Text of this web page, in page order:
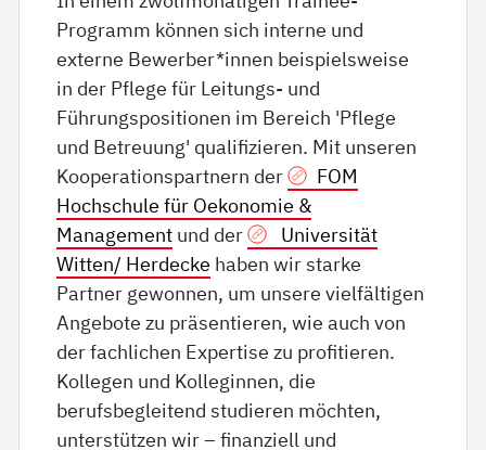
Programm können sich interne und
externe Bewerber*innen beispielsweise
in der Pflege für Leitungs- und
Führungspositionen im Bereich 'Pflege
und Betreuung' qualifizieren. Mit unseren
Kooperationspartnern der
FOM
Hochschule für Oekonomie &
Management und der
Universität
Witten/ Herdecke haben wir starke
Partner gewonnen, um unsere vielfältigen
Angebote zu präsentieren, wie auch von
der fachlichen Expertise zu profitieren.
Kollegen und Kolleginnen, die
berufsbegleitend studieren möchten,
unterstützen wir – finanziell und